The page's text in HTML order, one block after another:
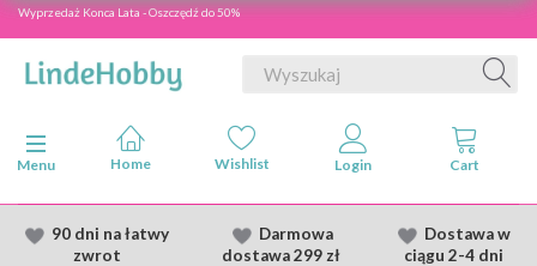
Wyprzedaż Konca Lata - Oszczędź do 50%
Przełącz nawigację
Menu
90 dni na łatwy
zwrot
Darmowa
dostawa299 zł
Dostawaw
ciągu 2-4 dni